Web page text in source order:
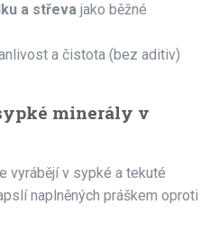
a střeva jako běžné
a čistota (bez aditiv)
minerály v
vyrábějí v sypké a tekuté
naplněných práškem oproti